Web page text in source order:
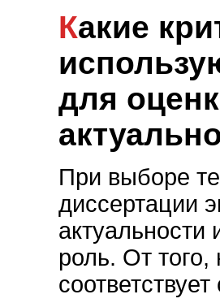
Какие критерии
для
При выборе
диссертации
актуальности
роль. От того,